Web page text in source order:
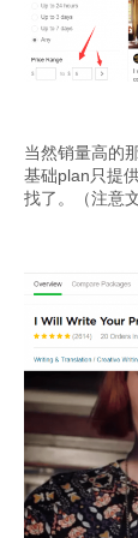
当然销量高的
基础plan只提
找了。（注意